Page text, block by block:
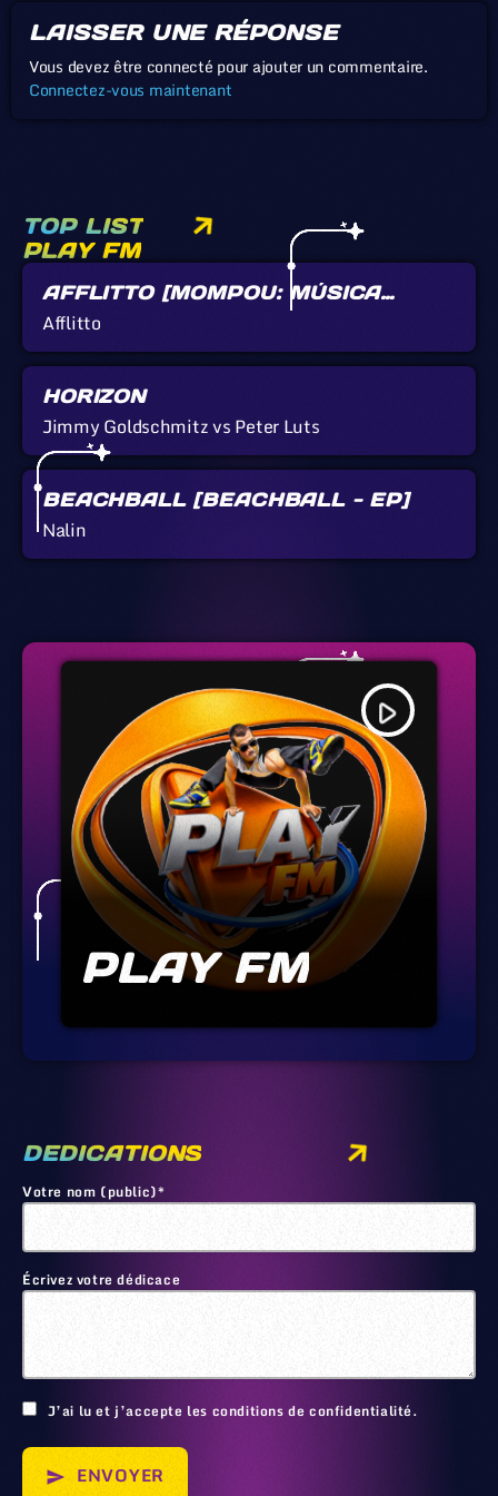
LAISSER UNE RÉPONSE
Vous devez être connecté pour ajouter un commentaire.
Connectez-vous maintenant
TOP LIST
PLAY FM
AFFLITTO [MOMPOU: MÚSICA
CALLADA]
Afflitto
HORIZON
Jimmy Goldschmitz vs Peter Luts
BEACHBALL [BEACHBALL - EP]
Nalin
play_arrow
PLAY FM
DEDICATIONS
Votre nom (public)*
Écrivez votre dédicace
J’ai lu et j’accepte les conditions de confidentialité.
send ENVOYER